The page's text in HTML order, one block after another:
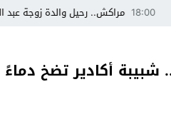
والدة زوجة عبد الرزاق إيشو يخيم
أكادير تضخ